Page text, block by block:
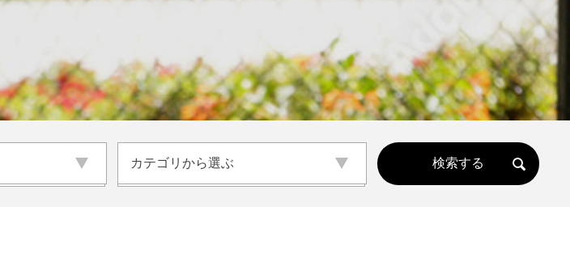
カテゴリから選ぶ
カテゴリから選ぶ
ドッグラン
ドッグカフェ
愛犬とおでかけ(公園･施設etc)
愛犬と旅行
トリミングサロン
動物病院
コラム